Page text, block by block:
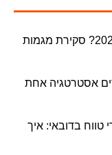
למה בטומי היא יעד ההשקעה החם של 2026? סקירת מגמות
אסטרטגיה אחת
טווח בדובאי: איך